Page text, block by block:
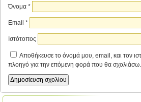
Όνομα *
Email *
Ιστότοπος
Αποθήκευσε το όνομά μου, email, και τον
πλοηγό για την επόμενη φορά που θα σχολιάσω.